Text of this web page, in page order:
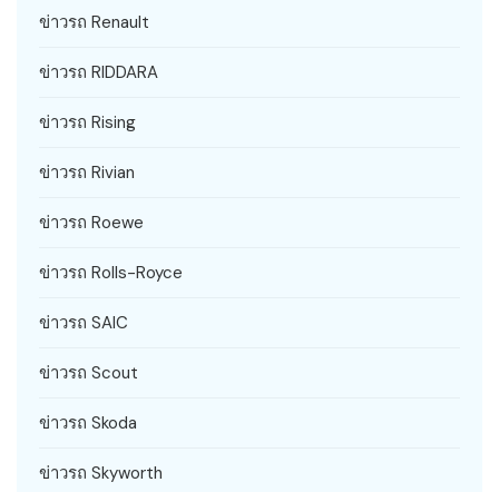
ข่าวรถ Renault
ข่าวรถ RIDDARA
ข่าวรถ Rising
ข่าวรถ Rivian
ข่าวรถ Roewe
ข่าวรถ Rolls-Royce
ข่าวรถ SAIC
ข่าวรถ Scout
ข่าวรถ Skoda
ข่าวรถ Skyworth